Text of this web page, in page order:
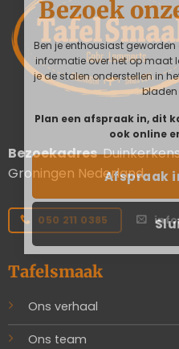
Bezoek
Ben je enthousiast geworden
informatie over het op maat
je de stalen onderstellen in
bladen
Plan een afspraak in, dit
ook online
Afspraak
Bezoekadres
Groningen Nederland
050 211 0385
Tafelsmaak
Ons verhaal
Ons team